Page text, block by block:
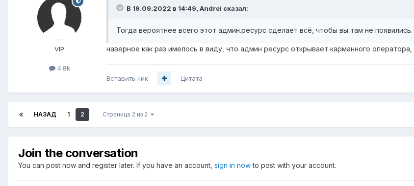
VIP
4.8k
В 19.09.2022 в 14:49, Andrei сказал:
Тогда вероятнее всего этот админ.ресурс сделает всё, чтобы вы там не появились.
наверное как раз имелось в виду, что админ ресурс открывает карманного
Вставить ник Цитата
НАЗАД 1 2 Страница 2 из 2
Join the conversation
You can post now and register later. If you have an account, sign in nowto post with your account.